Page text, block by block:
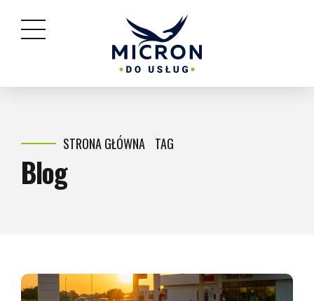
STRONA GŁÓWNA TAG
Blog